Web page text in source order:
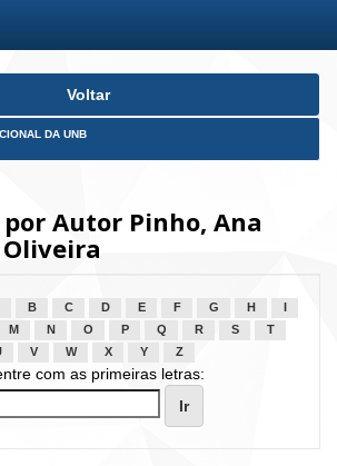
Voltar
DA UNB
Autor Pinho, Ana
B C D E F G H
M N O P Q R S
T
V W X Y Z
com as primeiras letras: